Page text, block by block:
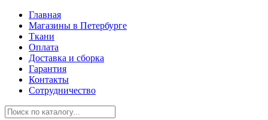
Главная
Магазины в Петербурге
Ткани
Оплата
Доставка и сборка
Гарантия
Контакты
Сотрудничество